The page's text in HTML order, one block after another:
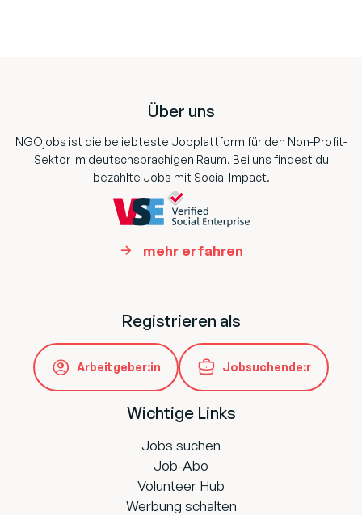
f
Über uns
NGOjobs ist die beliebteste Jobplattform für den Non-Profit-
Sektor im deutschsprachigen Raum. Bei uns findest du
bezahlte Jobs mit Social Impact.
mehr erfahren
Registrieren als
Arbeitgeber:in Jobsuchende:r
Wichtige Links
Jobs suchen
Job-Abo
Volunteer Hub
Werbung schalten